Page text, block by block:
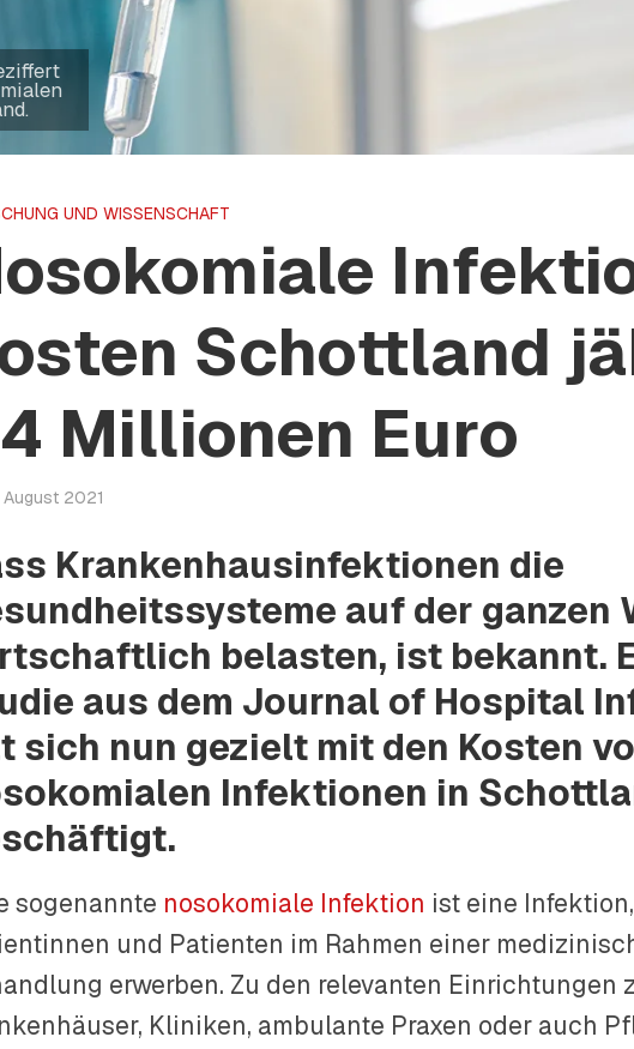
UND WISSENSCHAFT
Schottland
Millionen Euro
August 2021
Krankenhausinfektionen die
auf der ganzen
belasten, ist bekannt.
aus dem Journal of Hospital
sich nun gezielt mit den Kosten
Infektionen in
sogenannte nosokomiale Infektion ist eine
und Patienten im Rahmen einer
erwerben. Zu den relevanten Einrichtungen
Kliniken, ambulante Praxen oder auch